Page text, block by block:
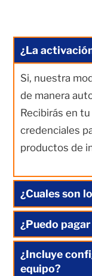
¿La
Si, nuestra
de manera
Recibirás en
credenciales
productos de
¿Cuales son
¿Puedo
¿Incluye
equipo?